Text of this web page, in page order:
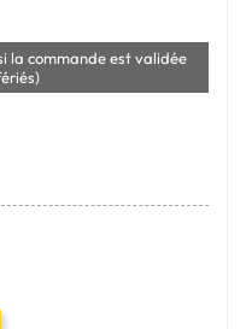
la commande est validée